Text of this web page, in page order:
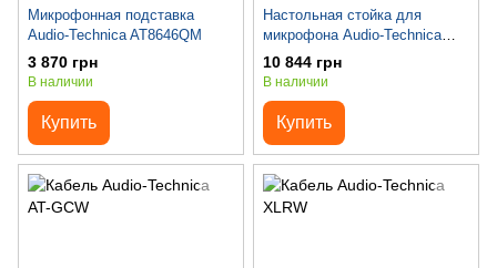
Микрофонная подставка
Audio-Technica AT8646QM
3 870 грн
В наличии
Купить
Настольная стойка для
микрофона Audio-Technica
AT8699R
10 844 грн
В наличии
Купить